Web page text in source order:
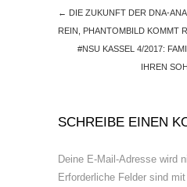
← DIE ZUKUNFT DER DNA-
REIN, PHANTOMBILD KOMMT
#NSU KASSEL 4/2017:
IHREN
SCHREIBE EINEN
Deine E-Mail-Adresse wird
Erforderliche Felder sind mit